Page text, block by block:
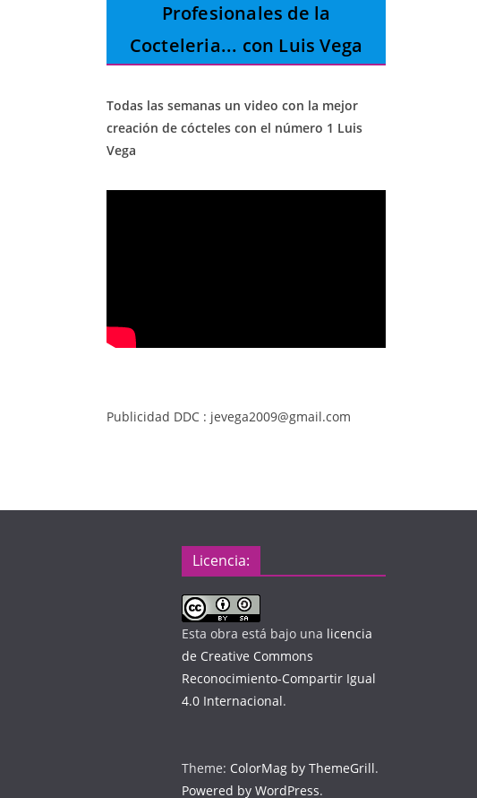
Profesionales de la
Cocteleria... con Luis Vega
Todas las semanas un video con la mejor
creación de cócteles con el número 1 Luis
Vega
Publicidad DDC : jevega2009@gmail.com
Licencia:
Esta obra está bajo una licencia
de Creative Commons
Reconocimiento-Compartir Igual
4.0 Internacional.
Theme: ColorMag by ThemeGrill.
Powered by WordPress.